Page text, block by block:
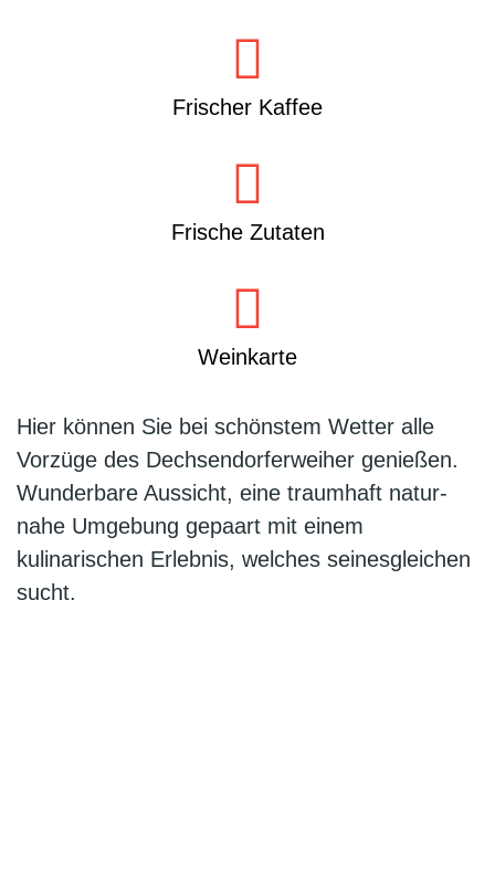
Frischer Kaffee
Frische Zutaten
Weinkarte
Hier können Sie bei schönstem Wetter alle
Vorzüge des Dechsendorferweiher genießen.
Wunderbare Aussicht, eine traumhaft natur-
nahe Umgebung gepaart mit einem
kulinarischen Erlebnis, welches seinesgleichen
sucht.